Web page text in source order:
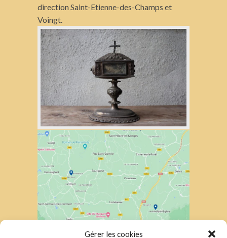
Gérer les cookies
direction Saint-Etienne-des-Champs et
Voingt.